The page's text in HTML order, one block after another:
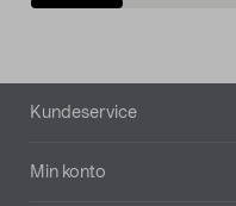
Bunntekst
Kundeservice
Min konto